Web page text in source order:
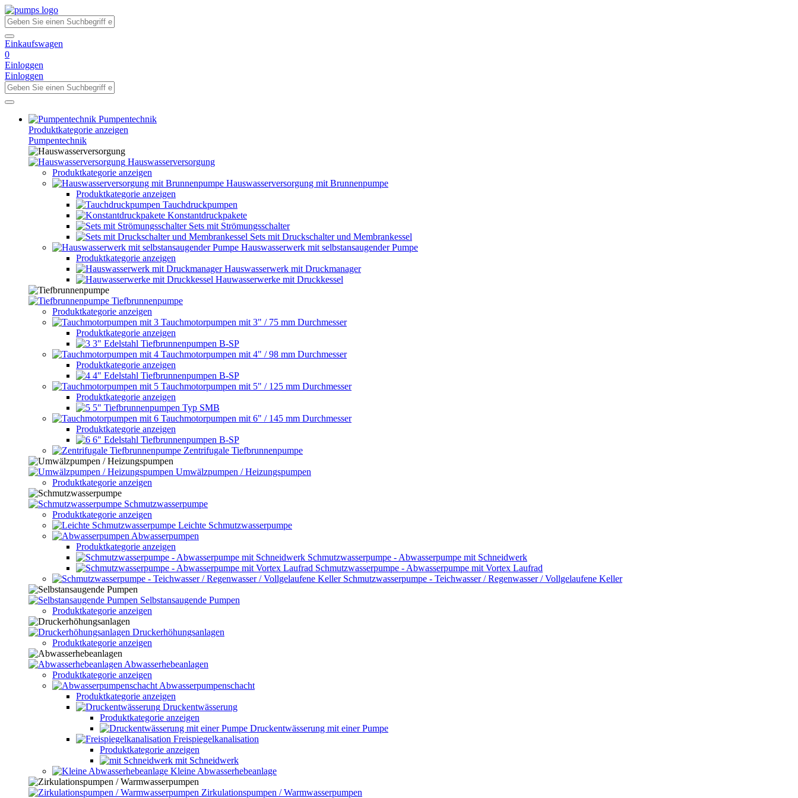
Einkaufswagen
0
Einloggen
Einloggen
Pumpentechnik
Produktkategorie anzeigen
Pumpentechnik
Hauswasserversorgung
Produktkategorie anzeigen
Hauswasserversorgung mit Brunnenpumpe
Produktkategorie anzeigen
Tauchdruckpumpen
Konstantdruckpakete
Sets mit Strömungsschalter
Sets mit Druckschalter und Membrankessel
Hauswasserwerk mit selbstansaugender Pumpe
Produktkategorie anzeigen
Hauswasserwerk mit Druckmanager
Hauwasserwerke mit Druckkessel
Tiefbrunnenpumpe
Produktkategorie anzeigen
Tauchmotorpumpen mit 3" / 75 mm Durchmesser
Produktkategorie anzeigen
3" Edelstahl Tiefbrunnenpumpen B-SP
Tauchmotorpumpen mit 4" / 98 mm Durchmesser
Produktkategorie anzeigen
4" Edelstahl Tiefbrunnenpumpen B-SP
Tauchmotorpumpen mit 5" / 125 mm Durchmesser
Produktkategorie anzeigen
5" Tiefbrunnenpumpen Typ SMB
Tauchmotorpumpen mit 6" / 145 mm Durchmesser
Produktkategorie anzeigen
6" Edelstahl Tiefbrunnenpumpen B-SP
Zentrifugale Tiefbrunnenpumpe
Umwälzpumpen / Heizungspumpen
Produktkategorie anzeigen
Schmutzwasserpumpe
Produktkategorie anzeigen
Leichte Schmutzwasserpumpe
Abwasserpumpen
Produktkategorie anzeigen
Schmutzwasserpumpe - Abwasserpumpe mit Schneidwerk
Schmutzwasserpumpe - Abwasserpumpe mit Vortex Laufrad
Schmutzwasserpumpe - Teichwasser / Regenwasser / Vollgelaufene Keller
Selbstansaugende Pumpen
Produktkategorie anzeigen
Druckerhöhungsanlagen
Produktkategorie anzeigen
Abwasserhebeanlagen
Produktkategorie anzeigen
Abwasserpumpenschacht
Produktkategorie anzeigen
Druckentwässerung
Produktkategorie anzeigen
Druckentwässerung mit einer Pumpe
Freispiegelkanalisation
Produktkategorie anzeigen
mit Schneidwerk
Kleine Abwasserhebeanlage
Zirkulationspumpen / Warmwasserpumpen